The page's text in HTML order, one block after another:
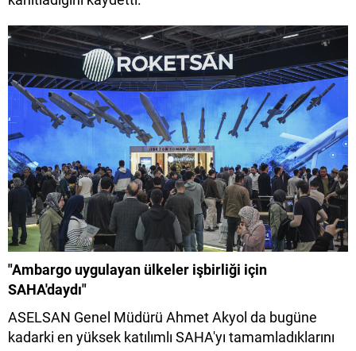
"Ambargo uygulayan ülkeler işbirliği için
SAHA'daydı"
ASELSAN Genel Müdürü Ahmet Akyol da bugüne
kadarki en yüksek katılımlı SAHA'yı tamamladıklarını